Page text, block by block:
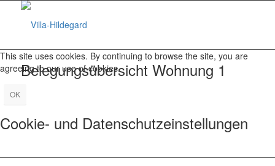
Belegungsübersicht Wohnung 1
This site uses cookies. By continuing to browse the site, you are
agreeing to our use of cookies.
OK
Cookie- und Datenschutzeinstellungen